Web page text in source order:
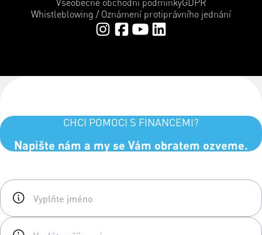
Všeobecné obchodní podmínkyGDPR
Whistleblowing / Oznámení protiprávního jednání
CHCI POMOCI S FINANCEMI?
Napište nám a my se Vám obratem ozveme.